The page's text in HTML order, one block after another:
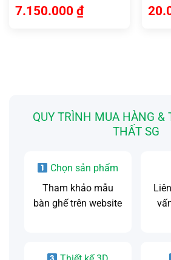
7.150.000 ₫
QUY TRÌNH MUA HÀNG &
THẤT SG
Chọn sản phẩm
Tham khảo mẫu
bàn ghế trên website